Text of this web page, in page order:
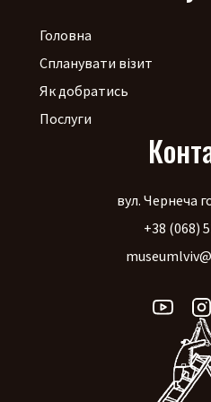
Головна
Спланувати візит
Як добратись
Послуги
вул. Чернеча
+38 (068)